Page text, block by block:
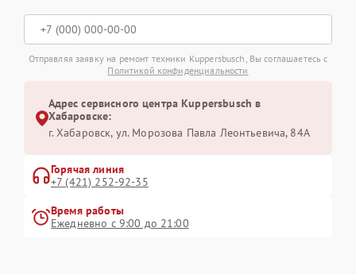
Отправляя заявку на ремонт техники Kuppersbusch, Вы соглашаетесь с
Политикой конфиденциальности
Адрес сервисного центра Kuppersbusch в
Хабаровске:
г. Хабаровск, ул. Морозова Павла Леонтьевича, 84А
Горячая линия
+7 (421) 252-92-35
Время работы
Ежедневно с 9:00 до 21:00